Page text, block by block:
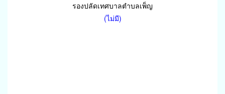
รองปลัดเทศบาลตำบลเพ็ญ
(ไม่มี)